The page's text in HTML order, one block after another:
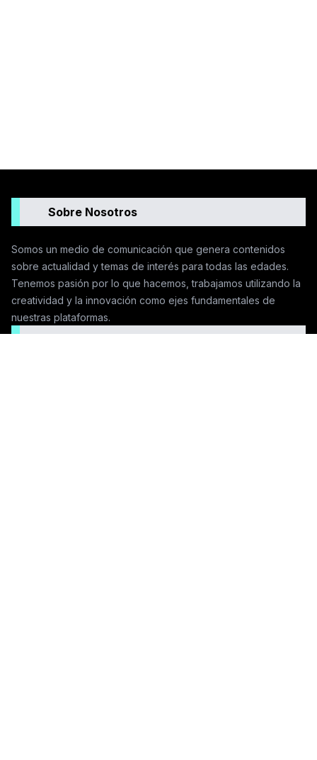
Sobre Nosotros
Somos un medio de comunicación que genera contenidos
sobre actualidad y temas de interés para todas las edades.
Tenemos pasión por lo que hacemos, trabajamos utilizando la
creatividad y la innovación como ejes fundamentales de
nuestras plataformas.